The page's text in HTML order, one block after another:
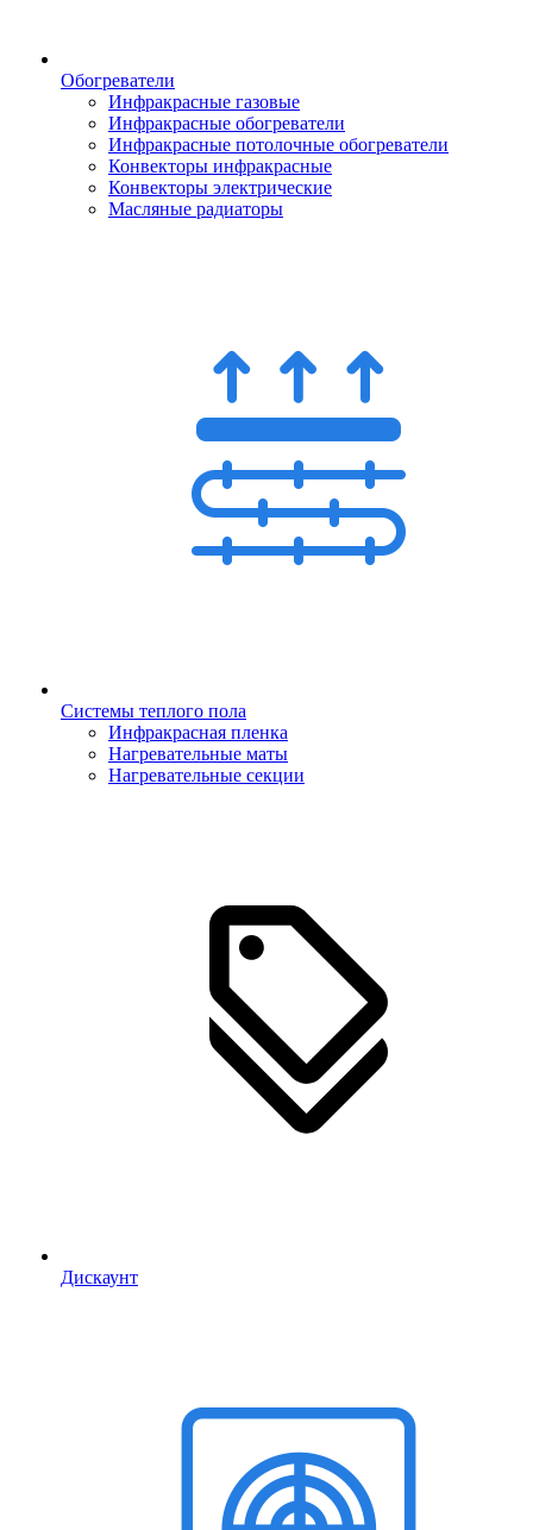
Обогреватели
Инфракрасные газовые
Инфракрасные обогреватели
Инфракрасные потолочные обогреватели
Конвекторы инфракрасные
Конвекторы электрические
Масляные радиаторы
Системы теплого пола
Инфракрасная пленка
Нагревательные маты
Нагревательные секции
Дискаунт